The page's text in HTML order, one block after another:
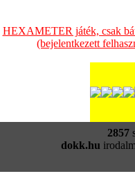
HEXAMETER játék, csak
(bejelentkezett
2857
dokk.hu